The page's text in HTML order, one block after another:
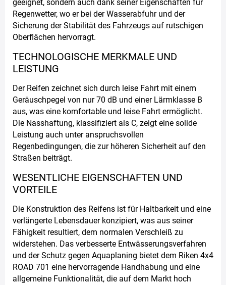
geeignet, sondern auch dank seiner Eigenschaften für
Regenwetter, wo er bei der Wasserabfuhr und der
Sicherung der Stabilität des Fahrzeugs auf rutschigen
Oberflächen hervorragt.
TECHNOLOGISCHE MERKMALE UND
LEISTUNG
Der Reifen zeichnet sich durch leise Fahrt mit einem
Geräuschpegel von nur 70 dB und einer Lärmklasse B
aus, was eine komfortable und leise Fahrt ermöglicht.
Die Nasshaftung, klassifiziert als C, zeigt eine solide
Leistung auch unter anspruchsvollen
Regenbedingungen, die zur höheren Sicherheit auf den
Straßen beiträgt.
WESENTLICHE EIGENSCHAFTEN UND
VORTEILE
Die Konstruktion des Reifens ist für Haltbarkeit und eine
verlängerte Lebensdauer konzipiert, was aus seiner
Fähigkeit resultiert, dem normalen Verschleiß zu
widerstehen. Das verbesserte Entwässerungsverfahren
und der Schutz gegen Aquaplaning bietet dem Riken 4x4
ROAD 701 eine hervorragende Handhabung und eine
allgemeine Funktionalität, die auf dem Markt hoch